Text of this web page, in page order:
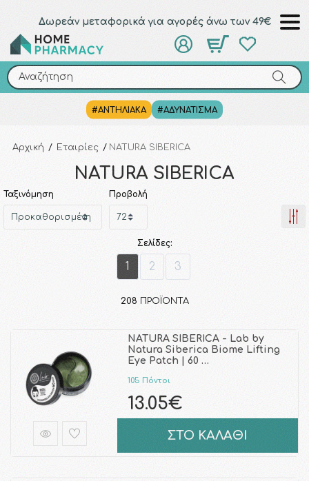
Δωρεάν μεταφορικά για αγορές άνω των 49€
Αναζήτηση
#ΑΝΤΗΛΙΑΚΑ #ΑΔΥΝΑΤΙΣΜΑ
Αναζήτηση
Αρχική / Εταιρίες / NATURA SIBERICA
NATURA SIBERICA
Ταξινόμηση Προβολή
Σελίδες:
1 2 3
208 ΠΡΟΪΌΝΤΑ
NATURA SIBERICA - Lab by
Natura Siberica Biome Lifting
Eye Patch | 60 …
105 Πόντοι
13.05€
ΣΤΟ ΚΑΛΑΘΙ